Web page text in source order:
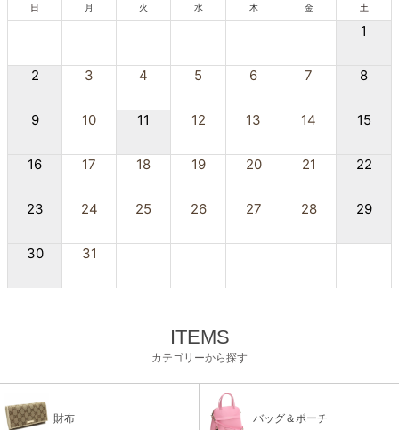
日 月 火 水 木 金 土
1
2 3 4 5 6 7 8
9 10 11 12 13 14 15
16 17 18 19 20 21 22
23 24 25 26 27 28 29
30 31
ITEMS
カテゴリーから探す
財布 バッグ＆ポーチ